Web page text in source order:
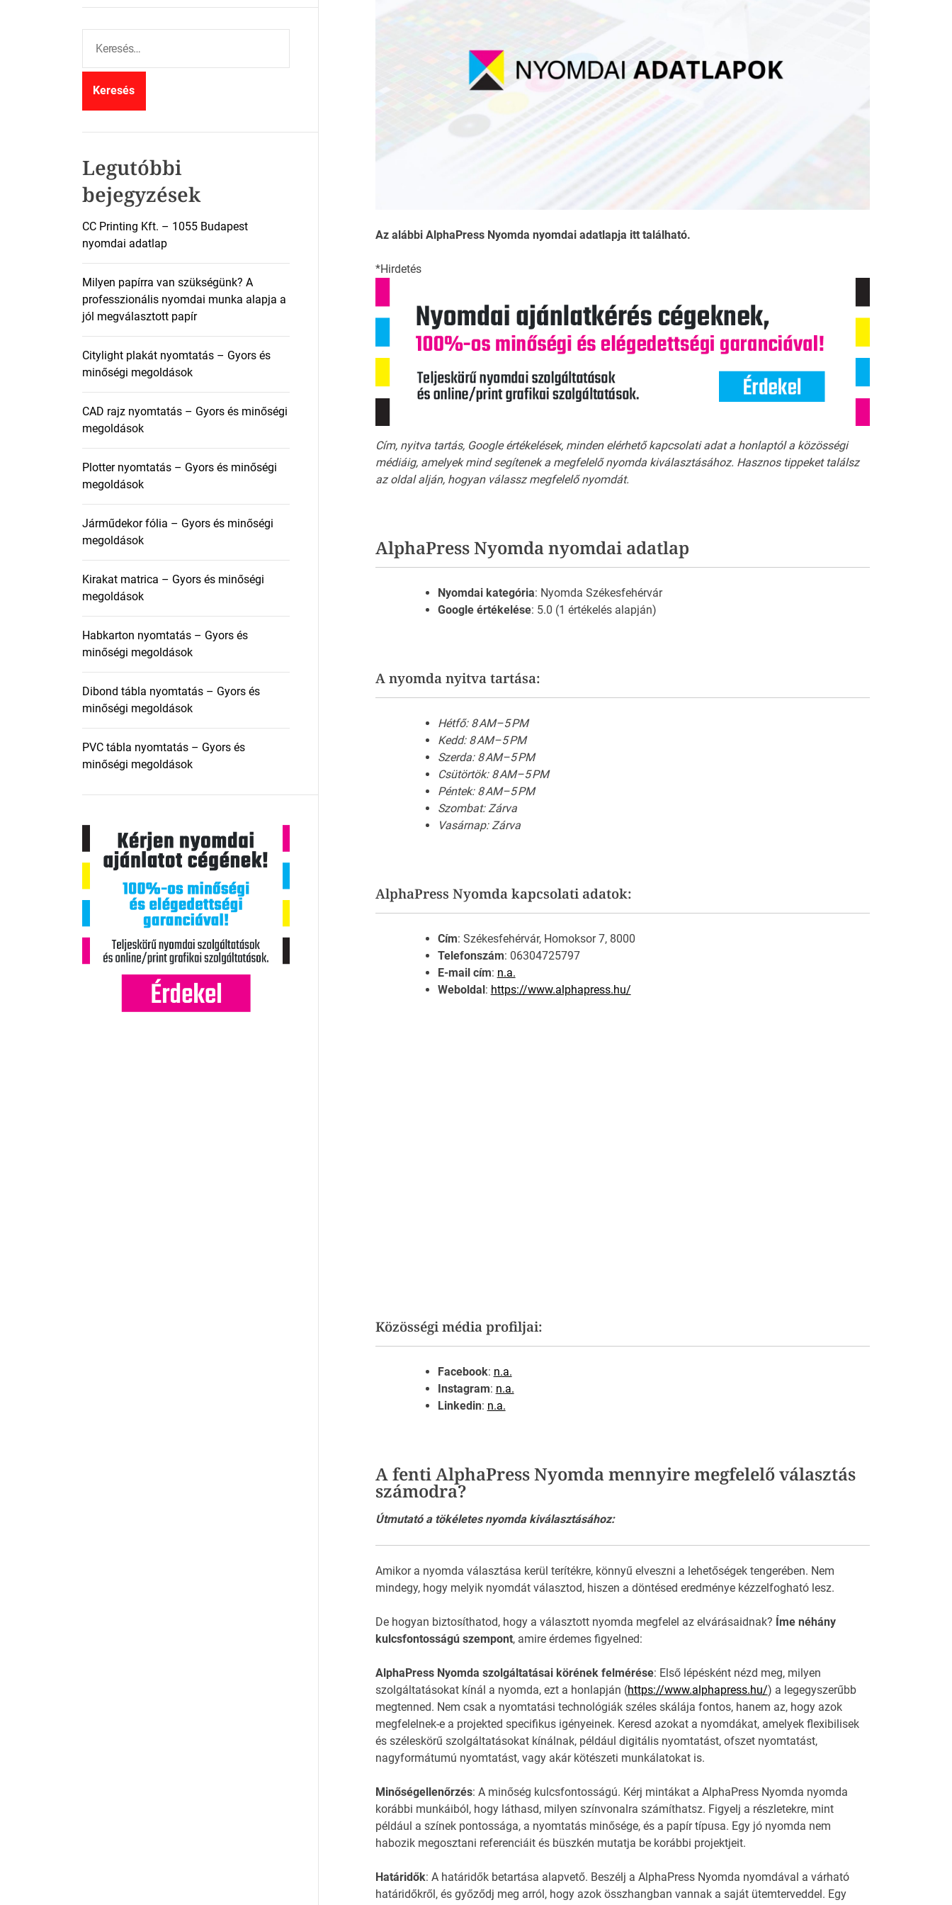
Az alábbi AlphaPress Nyomda nyomdai adatlapja itt található.
*Hirdetés
Cím, nyitva tartás, Google értékelések, minden elérhető kapcsolati adat a honlaptól a közösségi
médiáig, amelyek mind segítenek a megfelelő nyomda kiválasztásához. Hasznos tippeket találsz
az oldal alján, hogyan válassz megfelelő nyomdát.
AlphaPress Nyomda nyomdai adatlap
Nyomdai kategória: Nyomda Székesfehérvár
Google értékelése: 5.0 (1 értékelés alapján)
A nyomda nyitva tartása:
Hétfő: 8 AM–5 PM
Kedd: 8 AM–5 PM
Szerda: 8 AM–5 PM
Csütörtök: 8 AM–5 PM
Péntek: 8 AM–5 PM
Szombat: Zárva
Vasárnap: Zárva
AlphaPress Nyomda kapcsolati adatok:
Cím: Székesfehérvár, Homoksor 7, 8000
Telefonszám: 06304725797
E-mail cím: n.a.
Weboldal: https://www.alphapress.hu/
Közösségi média profiljai:
Facebook: n.a.
Instagram: n.a.
Linkedin: n.a.
A fenti AlphaPress Nyomda mennyire megfelelő választás
számodra?
Útmutató a tökéletes nyomda kiválasztásához:
Amikor a nyomda választása kerül terítékre, könnyű elveszni a lehetőségek tengerében. Nem
mindegy, hogy melyik nyomdát választod, hiszen a döntésed eredménye kézzelfogható lesz.
De hogyan biztosíthatod, hogy a választott nyomda megfelel az elvárásaidnak? Íme néhány
kulcsfontosságú szempont, amire érdemes figyelned:
AlphaPress Nyomda szolgáltatásai körének felmérése: Első lépésként nézd meg, milyen
szolgáltatásokat kínál a nyomda, ezt a honlapján (https://www.alphapress.hu/) a legegyszerűbb
megtenned. Nem csak a nyomtatási technológiák széles skálája fontos, hanem az, hogy azok
megfelelnek-e a projekted specifikus igényeinek. Keresd azokat a nyomdákat, amelyek flexibilisek
és széleskörű szolgáltatásokat kínálnak, például digitális nyomtatást, ofszet nyomtatást,
nagyformátumú nyomtatást, vagy akár kötészeti munkálatokat is.
Minőségellenőrzés: A minőség kulcsfontosságú. Kérj mintákat a AlphaPress Nyomda nyomda
korábbi munkáiból, hogy láthasd, milyen színvonalra számíthatsz. Figyelj a részletekre, mint
például a színek pontossága, a nyomtatás minősége, és a papír típusa. Egy jó nyomda nem
habozik megosztani referenciáit és büszkén mutatja be korábbi projektjeit.
Határidők: A határidők betartása alapvető. Beszélj a AlphaPress Nyomda nyomdával a várható
határidőkről, és győződj meg arról, hogy azok összhangban vannak a saját ütemterveddel. Egy
r
Legutóbbi
bejegyzések
CC Printing Kft. – 1055 Budapest
nyomdai adatlap
Milyen papírra van szükségünk? A
professzionális nyomdai munka alapja a
jól megválasztott papír
Citylight plakát nyomtatás – Gyors és
minőségi megoldások
CAD rajz nyomtatás – Gyors és minőségi
megoldások
Plotter nyomtatás – Gyors és minőségi
megoldások
Járműdekor fólia – Gyors és minőségi
megoldások
Kirakat matrica – Gyors és minőségi
megoldások
Habkarton nyomtatás – Gyors és
minőségi megoldások
Dibond tábla nyomtatás – Gyors és
minőségi megoldások
PVC tábla nyomtatás – Gyors és
minőségi megoldások